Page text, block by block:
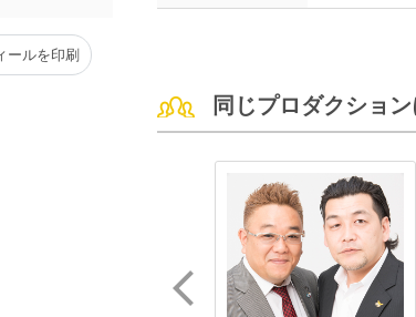
ールを印刷
同じプロダクショ